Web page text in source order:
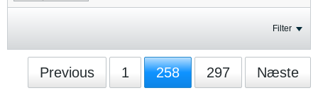
Filter
Previous 1 258 297 Næste